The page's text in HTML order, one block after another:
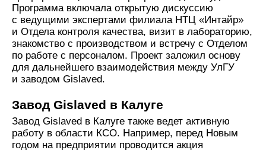
Программа включала открытую дискуссию
с ведущими экспертами филиала НТЦ «Интайр»
и Отдела контроля качества, визит в лабораторию,
знакомство с производством и встречу с Отделом
по работе с персоналом. Проект заложил основу
для дальнейшего взаимодействия между УлГУ
и заводом Gislaved.
Завод Gislaved в Калуге
Завод Gislaved в Калуге также ведет активную
работу в области КСО. Например, перед Новым
годом на предприятии проводится акция